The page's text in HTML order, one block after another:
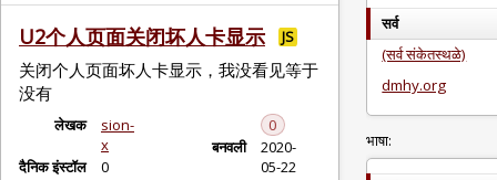
U2个人页面关闭坏人卡显示 JS
关闭个人页面坏人卡显示，我没看见等于
没有
लेखक
sion-
x
दैनिक इंस्टॉल
0
0
बनवली
2020-
05-22
सर्व
(सर्व संकेतस्थळे)
dmhy.org
भाषा: